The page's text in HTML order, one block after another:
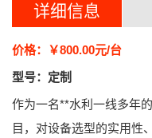
详细信息
价格：￥800.00元/台
型号：定制
作为一名**水利一线多年
目，对设备选型的实用性